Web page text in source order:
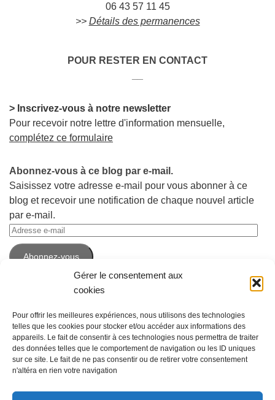
Gérer le consentement aux
cookies
Pour offrir les meilleures expériences, nous utilisons des technologies
telles que les cookies pour stocker et/ou accéder aux informations des
appareils. Le fait de consentir à ces technologies nous permettra de traiter
des données telles que le comportement de navigation ou les ID uniques
sur ce site. Le fait de ne pas consentir ou de retirer votre consentement
n'altéra en rien votre navigation
06 43 57 11 45
>> Détails des permanences
POUR RESTER EN CONTACT
> Inscrivez-vous à notre newsletter
Pour recevoir notre lettre d'information mensuelle,
complétez ce formulaire
Abonnez-vous à ce blog par e-mail.
Saisissez votre adresse e-mail pour vous abonner à ce
blog et recevoir une notification de chaque nouvel article
par e-mail.
Adresse
e-
mailAbonnez-vous